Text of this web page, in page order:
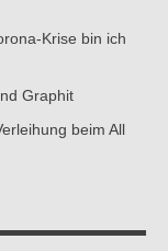
Krise bin ich
Graphit
beim All